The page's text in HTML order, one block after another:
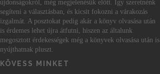
újdonságokról, még megjelenésük előtt. Így szeretnénk
segíteni a választásban, és kicsit fokozni a várakozás
izgalmát. A posztokat pedig akár a könyv olvasása után
is érdemes lehet újra átfutni, hiszen az általunk
megosztott érdekességek még a könyvek olvasása után is
nyújthatnak pluszt.
KÖVESS MINKET